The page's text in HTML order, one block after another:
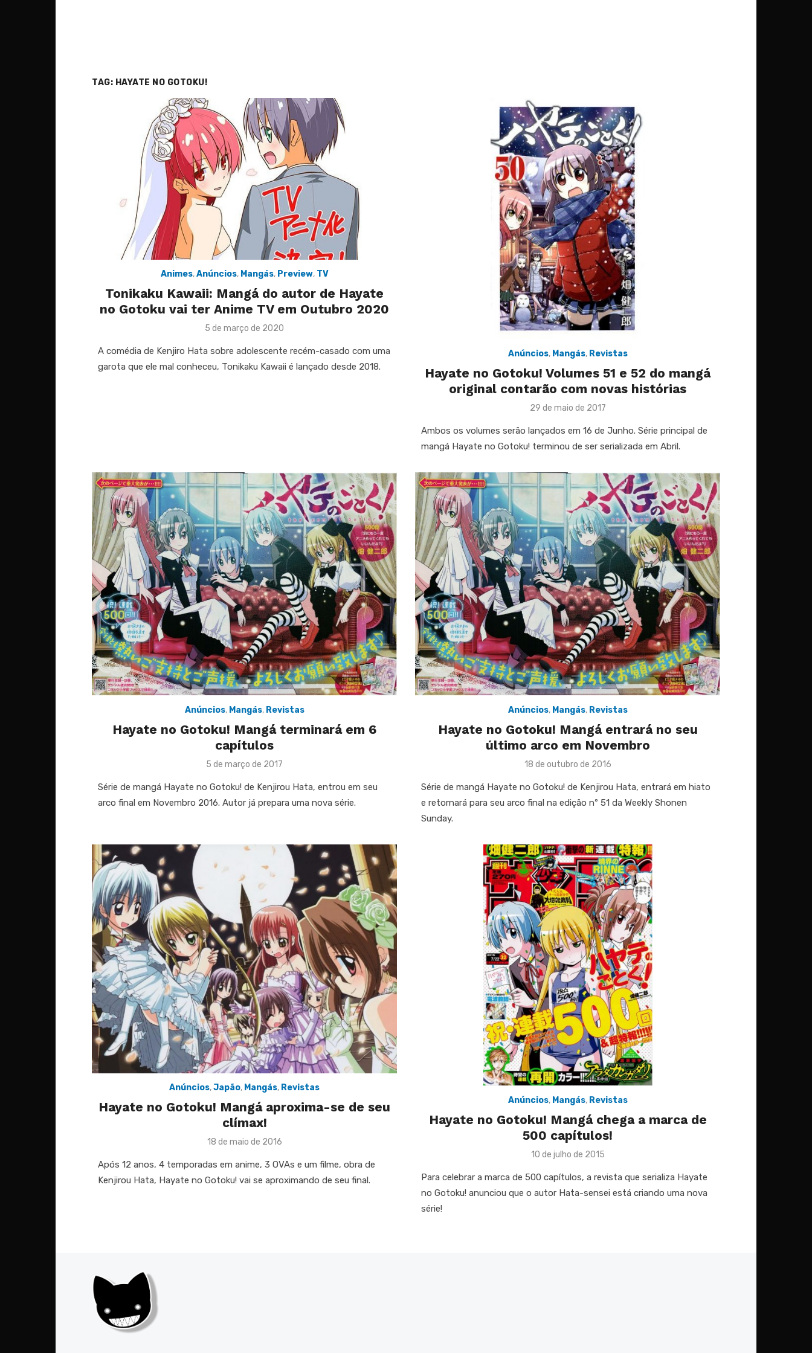
TAG: HAYATE NO GOTOKU!
Animes,Anúncios, Mangás, Preview, TV
Tonikaku Kawaii: Mangá do autor de Hayate
no Gotoku vai ter Anime TV em Outubro 2020
Posted
5 de março de 2020
A comédia de Kenjiro Hata sobre adolescente recém-casado com uma
garota que ele mal conheceu, Tonikaku Kawaii é lançado desde 2018.
Anúncios, Mangás, Revistas
Hayate no Gotoku! Volumes 51 e 52 do mangá
original contarão com novas histórias
Posted
29 de maio de 2017
Ambos os volumes serão lançados em 16 de Junho. Série principal de
mangá Hayate no Gotoku! terminou de ser serializada em Abril.
Anúncios, Mangás, Revistas
Hayate no Gotoku! Mangá terminará em 6
capítulos
Posted
5 de março de 2017
Série de mangá Hayate no Gotoku! de Kenjirou Hata, entrou em seu
arco final em Novembro 2016. Autor já prepara uma nova série.
Anúncios, Mangás, Revistas
Hayate no Gotoku! Mangá entrará no seu
último arco em Novembro
Posted
18 de outubro de 2016
Série de mangá Hayate no Gotoku! de Kenjirou Hata, entrará em hiato
e retornará para seu arco final na edição nº 51 da Weekly Shonen
Sunday.
Anúncios,Japão, Mangás, Revistas
Hayate no Gotoku! Mangá aproxima-se de seu
clímax!
Posted
18 de maio de 2016
Após 12 anos, 4 temporadas em anime, 3 OVAs e um filme, obra de
Kenjirou Hata, Hayate no Gotoku! vai se aproximando de seu final.
Anúncios, Mangás, Revistas
Hayate no Gotoku! Mangá chega a marca de
500 capítulos!
Posted
10 de julho de 2015
Para celebrar a marca de 500 capítulos, a revista que serializa Hayate
no Gotoku! anunciou que o autor Hata-sensei está criando uma nova
série!